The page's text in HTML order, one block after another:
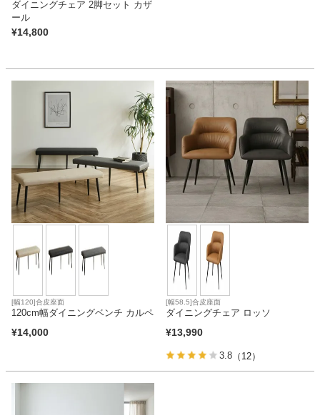
寝具
カーテン
ラグ
マット
収納用品
生活用品
ダイニングチェア 2脚セット カザ
ール
¥14,800
[幅120]合皮座面
120cm幅ダイニングベンチ カルペ
¥14,000
[幅58.5]合皮座面
ダイニングチェア ロッソ
¥13,990
3.8 （12）